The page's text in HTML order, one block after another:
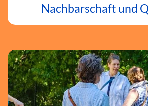
Nachbarschaft und